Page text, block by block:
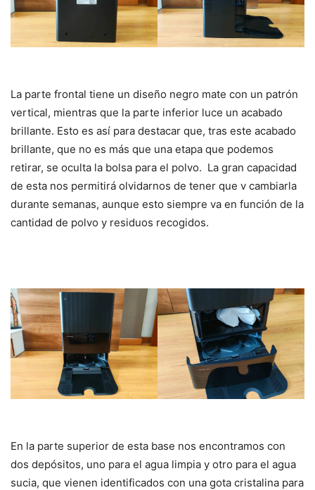
La parte frontal tiene un diseño negro mate con un patrón
vertical, mientras que la parte inferior luce un acabado
brillante. Esto es así para destacar que, tras este acabado
brillante, que no es más que una etapa que podemos
retirar, se oculta la bolsa para el polvo. La gran capacidad
de esta nos permitirá olvidarnos de tener que v cambiarla
durante semanas, aunque esto siempre va en función de la
cantidad de polvo y residuos recogidos.
En la parte superior de esta base nos encontramos con
dos depósitos, uno para el agua limpia y otro para el agua
sucia, que vienen identificados con una gota cristalina para